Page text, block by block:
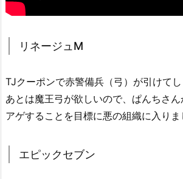
リネージュM
TJクーポンで赤警備兵（弓）が引けてし
あとは魔王弓が欲しいので、ぱんちさ
アゲすることを目標に悪の組織に入りま
エピックセブン